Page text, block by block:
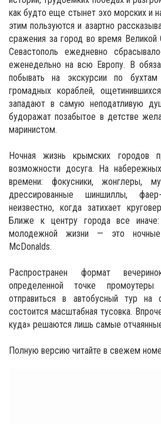
как будто еще стынет эхо морских и
этим пользуются и азартно
сражения за город во время Великой
Севастополь ежедневно
еженедельно на всю Европу. В
побывать на экскурсии по
громадных кораблей,
западают в самую неподатливую
будоражат позабытое в детстве
маринистом.
Ночная жизнь крымских городов
возможности досуга. На
времени: фокусники, жонглеры,
дрессированные шиншиллы,
неизвестно, когда затихает
Ближе к центру города все
молодежной жизни — это
McDonalds.
Распространен формат
определенной точке
отправиться в автобусный тур на
состоится масштабная тусовка.
куда» решаются лишь самые
Полную версию читайте в свежем